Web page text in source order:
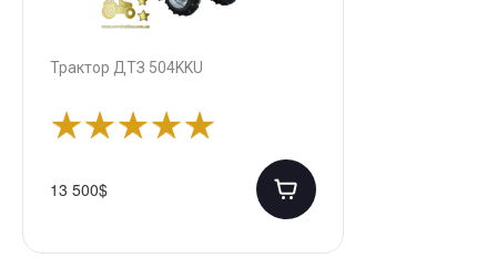
Трактор ДТЗ 504KKU
13 500$